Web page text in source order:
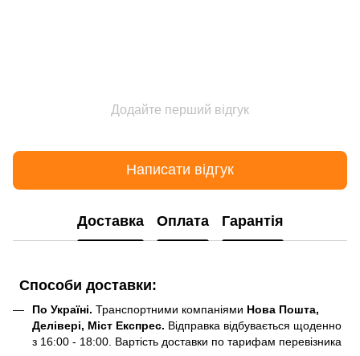
Додайте перший відгук
Написати відгук
Доставка Оплата Гарантія
Способи доставки:
По Україні. Транспортними компаніями Нова Пошта,
Делівері, Міст Експрес. Відправка відбувається щоденно
з 16:00 - 18:00. Вартість доставки по тарифам перевізника